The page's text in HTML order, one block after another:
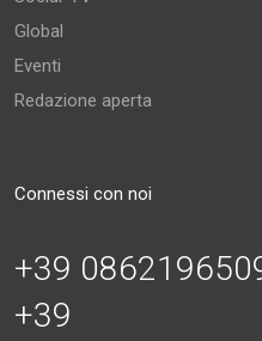
Global
Eventi
Redazione aperta
Connessi con noi
+39
+39